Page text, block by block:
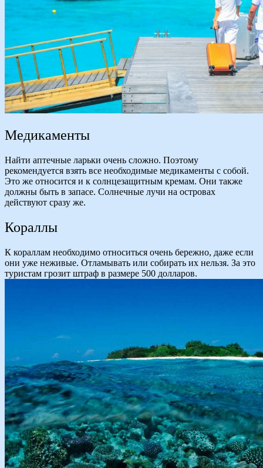
Медикаменты
Найти аптечные ларьки очень сложно. Поэтому
рекомендуется взять все необходимые медикаменты с собой.
Это же относится и к солнцезащитным кремам. Они также
должны быть в запасе. Солнечные лучи на островах
действуют сразу же.
Кораллы
К кораллам необходимо относиться очень бережно, даже если
они уже неживые. Отламывать или собирать их нельзя. За это
туристам грозит штраф в размере 500 долларов.